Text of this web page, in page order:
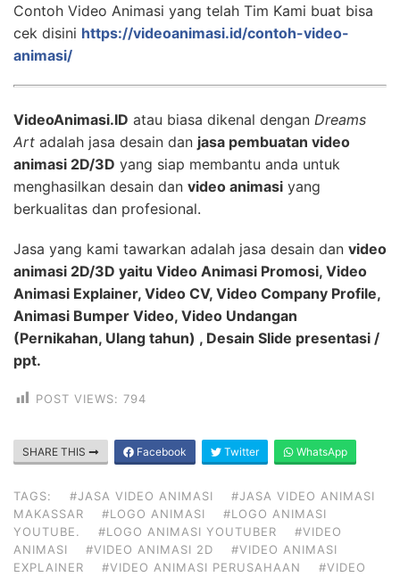
Contoh Video Animasi yang telah Tim Kami buat bisa
cek disini https://videoanimasi.id/contoh-video-
animasi/
VideoAnimasi.ID atau biasa dikenal dengan Dreams
Art adalah jasa desain dan jasa pembuatan video
animasi 2D/3D yang siap membantu anda untuk
menghasilkan desain dan video animasi yang
berkualitas dan profesional.
Jasa yang kami tawarkan adalah jasa desain dan video
animasi 2D/3D yaitu Video Animasi Promosi, Video
Animasi Explainer, Video CV, Video Company Profile,
Animasi Bumper Video, Video Undangan
(Pernikahan, Ulang tahun) , Desain Slide presentasi /
ppt.
POST VIEWS: 794
SHARE THIS Facebook Twitter WhatsApp
TAGS: #JASA VIDEO ANIMASI
#JASA VIDEO ANIMASI
MAKASSAR
#LOGO ANIMASI
#LOGO ANIMASI
YOUTUBE.
#LOGO ANIMASI YOUTUBER
#VIDEO
ANIMASI
#VIDEO ANIMASI 2D
#VIDEO ANIMASI
EXPLAINER
#VIDEO ANIMASI PERUSAHAAN
#VIDEO